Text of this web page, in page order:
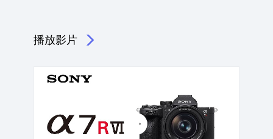
播放影片
點擊播放：瞭解 α7R VI 的特色